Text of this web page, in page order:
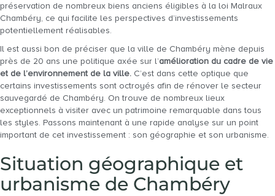
préservation de nombreux biens anciens éligibles à la loi Malraux
Chambéry, ce qui facilite les perspectives d’investissements
potentiellement réalisables.
Il est aussi bon de préciser que la ville de Chambéry mène depuis
près de 20 ans une politique axée sur l’amélioration du cadre de vie
et de l’environnement de la ville. C’est dans cette optique que
certains investissements sont octroyés afin de rénover le secteur
sauvegardé de Chambéry. On trouve de nombreux lieux
exceptionnels à visiter avec un patrimoine remarquable dans tous
les styles. Passons maintenant à une rapide analyse sur un point
important de cet investissement : son géographie et son urbanisme.
Situation géographique et
urbanisme de Chambéry